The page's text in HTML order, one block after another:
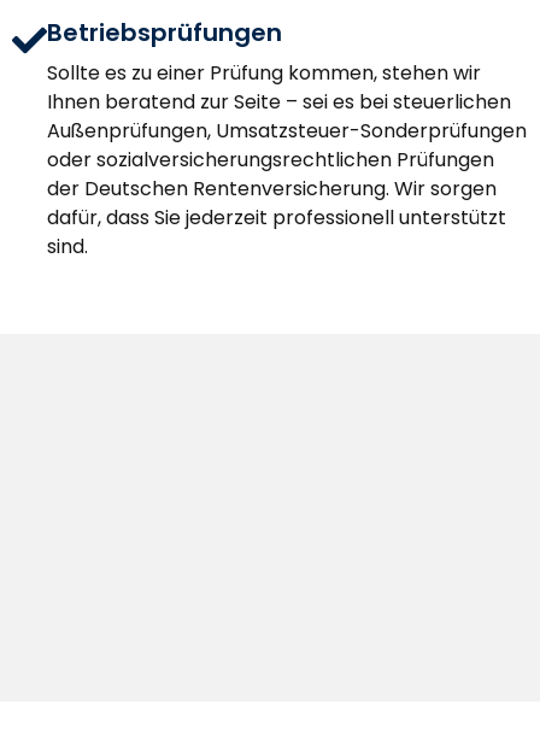
Betriebsprüfungen
Sollte es zu einer Prüfung kommen, stehen wir
Ihnen beratend zur Seite – sei es bei steuerlichen
Außenprüfungen, Umsatzsteuer-Sonderprüfungen
oder sozialversicherungsrechtlichen Prüfungen
der Deutschen Rentenversicherung. Wir sorgen
dafür, dass Sie jederzeit professionell unterstützt
sind.